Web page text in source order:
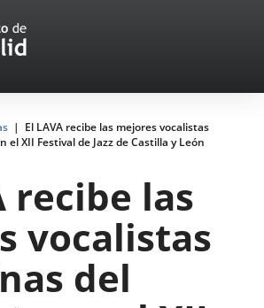
El LAVA recibe las mejores vocalistas
XII Festival de Jazz de Castilla y León
recibe las
vocalistas
del